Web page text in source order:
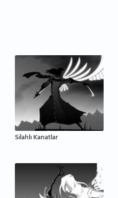
Silahlı Kanatlar